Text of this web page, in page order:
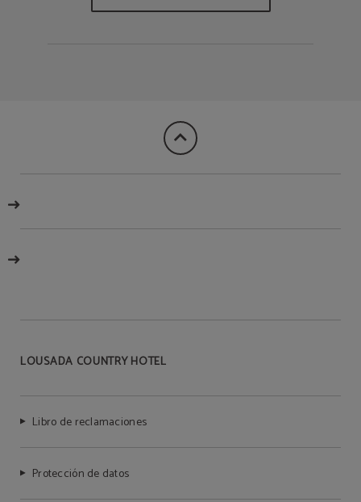
LOUSADA COUNTRY HOTEL
Libro de reclamaciones
Protección de datos